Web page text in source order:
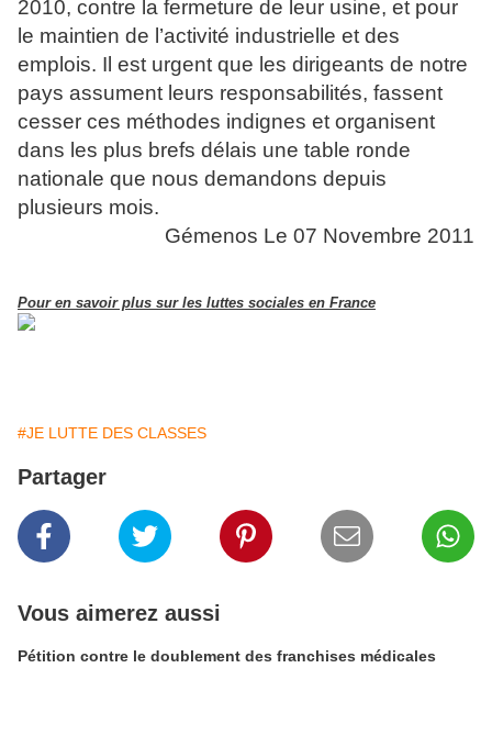
2010, contre la fermeture de leur usine, et pour
le maintien de l’activité industrielle et des
emplois. Il est urgent que les dirigeants de notre
pays assument leurs responsabilités, fassent
cesser ces méthodes indignes et organisent
dans les plus brefs délais une table ronde
nationale que nous demandons depuis
plusieurs mois.
Gémenos Le 07 Novembre 2011
Pour en savoir plus sur les luttes sociales en France
#JE LUTTE DES CLASSES
Partager
Vous aimerez aussi
Pétition contre le doublement des franchises médicales